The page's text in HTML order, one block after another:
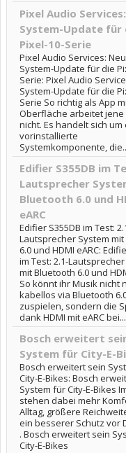
Pixel Audio
System-Update für
Pixel-10-Serie
Pixel Audio Services:
System-Update für die
Serie: Pixel Audio
System-Update für die
Serie So richtig als App
Oberfläche arbeitet
nicht. Es handelt sich um
vorinstallierte
Systemkomponente,
Edifier S355DB im
Lautsprecher
Bluetooth 6.0 und
eARC
Edifier S355DB im Test:
Lautsprecher System
6.0 und HDMI eARC:
im Test: 2.1-
mit Bluetooth 6.0 und
So könnt ihr Musik nicht
kabellos via Bluetooth
zuspielen, sondern die
dank HDMI mit eARC bei...
Bosch erweitert
System für City-E-
Bosch erweitert sein
City-E-Bikes: Bosch
System für City-E-Bikes
stehen dabei mehr
Alltag, größere
ein besserer Schutz vor
. Bosch erweitert sein
City-E-Bikes